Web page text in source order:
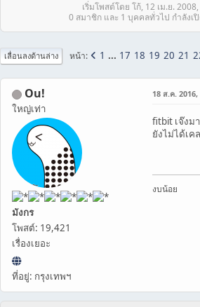
เริ่มโพสต์โดย โก้, 12 เม.ย.
0 สมาชิก และ 1 บุคคลทั่วไป กำลังเ
เลื่อนลงด้านล่าง หน้า 1 ... 17 18 19 20 21
Ou!
ใหญ่เท่า
มังกร
โพสต์: 19,421
เรื่องเยอะ
ที่อยู่: กรุงเทพฯ
18 ส.ค.
fitbit เจ๊งม
ยังไม่ได้เค
งบน้อย